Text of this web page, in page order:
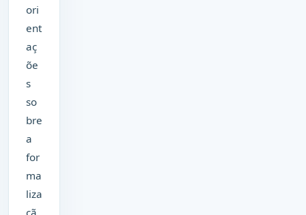
ori
ent
aç
õe
s
so
bre
a
for
ma
liza